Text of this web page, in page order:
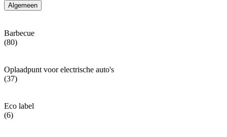
Algemeen
Barbecue
(80)
Oplaadpunt voor electrische auto's
(37)
Eco label
(6)